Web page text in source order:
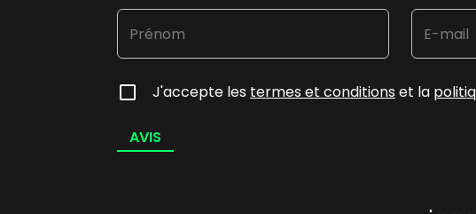
J'accepte les termes et conditions et la
AVIS